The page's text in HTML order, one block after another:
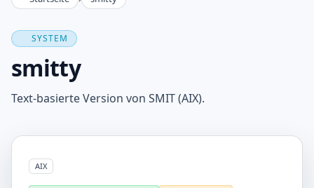
Roadmap
Kontakt
Impressum
SYSTEM
smitty
Text-basierte Version von SMIT (AIX).
AIX